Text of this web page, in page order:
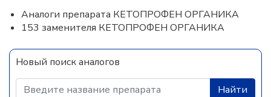
Аналоги препарата КЕТОПРОФЕН ОРГАНИКА
153 заменителя КЕТОПРОФЕН ОРГАНИКА
Новый поиск аналогов
Найти